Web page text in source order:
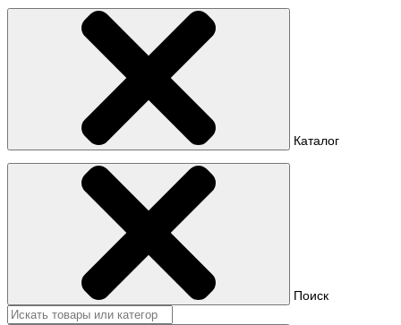
Каталог
Поиск